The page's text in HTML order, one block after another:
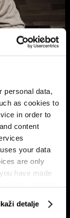
personal data,
as cookies to
in order to
content
your data
are only
have made
detalje
BiH još
napada
i dalje nije